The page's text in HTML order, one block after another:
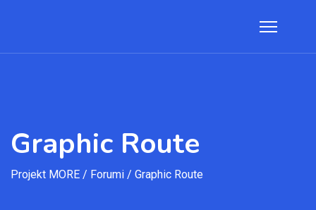
Graphic Route
Projekt MORE / Forumi / Graphic Route